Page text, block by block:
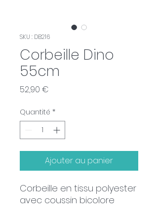
SKU : DB216
Corbeille Dino
55cm
52,90 €
Quantité *
Ajouter au panier
Corbeille en tissu polyester
avec coussin bicolore